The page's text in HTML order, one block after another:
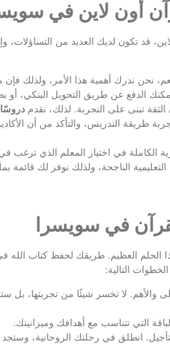
أون لاين في
قد تكون لديك العديد من التساؤلات،
نحن ندرك أهمية هذا الأمر، ولذلك فإن
الدفع عن طريق التحويل البنكي، أو
تبنى على التجربة. لذلك، نقدمدروسًا
طريقة التدريس، والتأكد من أن
الكاملة في اختيار المعلم الذي ترغب
الناجحة، ولذلك نوفر لك قائمة
في سويسرا
هذا الحلم العظيم. طريقك لحفظ كتاب
التالية:
والأهم. لا تخسر شيئًا من تجربتها، بل
التي تتناسب مع أهدافك وميزانيتك.
انطلق في رحلتك الروحانية،